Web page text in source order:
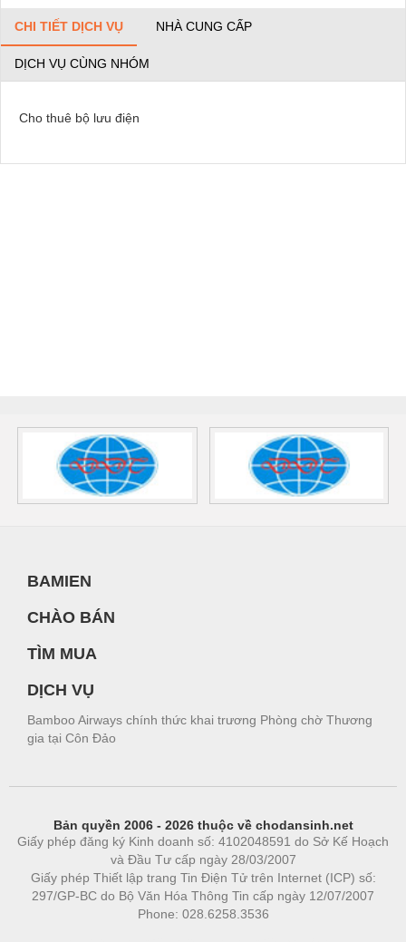
CHI TIẾT DỊCH VỤ NHÀ CUNG CẤP
DỊCH VỤ CÙNG NHÓM
Cho thuê bộ lưu điện
BAMIEN
CHÀO BÁN
TÌM MUA
DỊCH VỤ
Bamboo Airways chính thức khai trương Phòng chờ Thương
gia tại Côn Đảo
Bản quyền 2006 - 2026 thuộc về chodansinh.net
Giấy phép đăng ký Kinh doanh số: 4102048591 do Sở Kế Hoạch
và Đầu Tư cấp ngày 28/03/2007
Giấy phép Thiết lập trang Tin Điện Tử trên Internet (ICP) số:
297/GP-BC do Bộ Văn Hóa Thông Tin cấp ngày 12/07/2007
Phone: 028.6258.3536